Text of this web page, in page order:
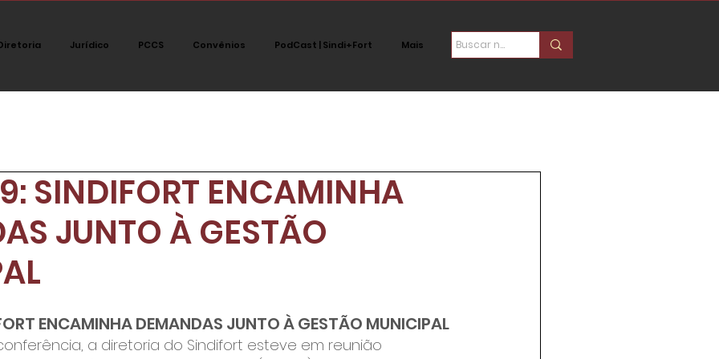
Jurídico PCCS Convênios PodCast | Sindi+Fort Mais
PodCast Sindi+fort
SINDIFORT ENCAMINHA
JUNTO À GESTÃO
ENCAMINHA DEMANDAS JUNTO À GESTÃO MUNICIPAL
a diretoria do Sindifort esteve em reunião